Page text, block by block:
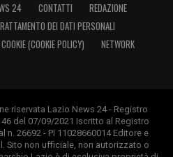
24 CONTATTI
REDAZIONE
DEI DATI PERSONALI
(COOKIE POLICY)
NETWORK
riservata Lazio News 24 - Registro
del 07/09/2021 Iscritto al Registro
n. 26692 - PI 11028660014 Editore e
Sito non ufficiale, non autorizzato o